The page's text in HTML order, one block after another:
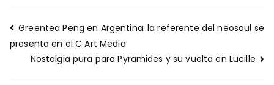
Navegación
de
entradas
Greentea Peng en Argentina: la referente del neosoul se
presenta en el C Art Media
Nostalgia pura para Pyramides y su vuelta en Lucille